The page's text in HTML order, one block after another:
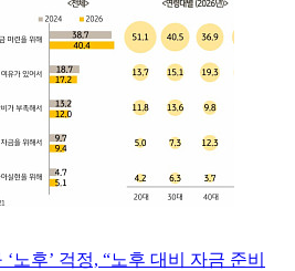
‘노후’ 걱정, “노후 대비 자금 준비